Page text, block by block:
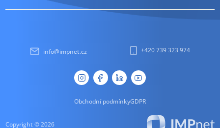
info@impnet.cz +420 739 323 974
Obchodní podmínkyGDPR
Copyright © 2026